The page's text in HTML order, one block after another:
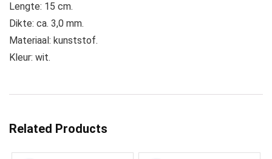
Lengte: 15 cm.
Dikte: ca. 3,0 mm.
Materiaal: kunststof.
Kleur: wit.
Related Products